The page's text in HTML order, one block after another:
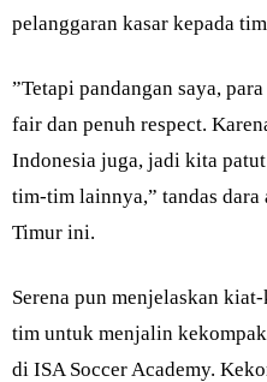
pelanggaran kasar kepada
”Tetapi pandangan saya,
fair dan penuh respect.
Indonesia juga, jadi kita
tim-tim lainnya,” tandas dara
Timur ini.
Serena pun menjelaskan
tim untuk menjalin
di ISA Soccer Academy.